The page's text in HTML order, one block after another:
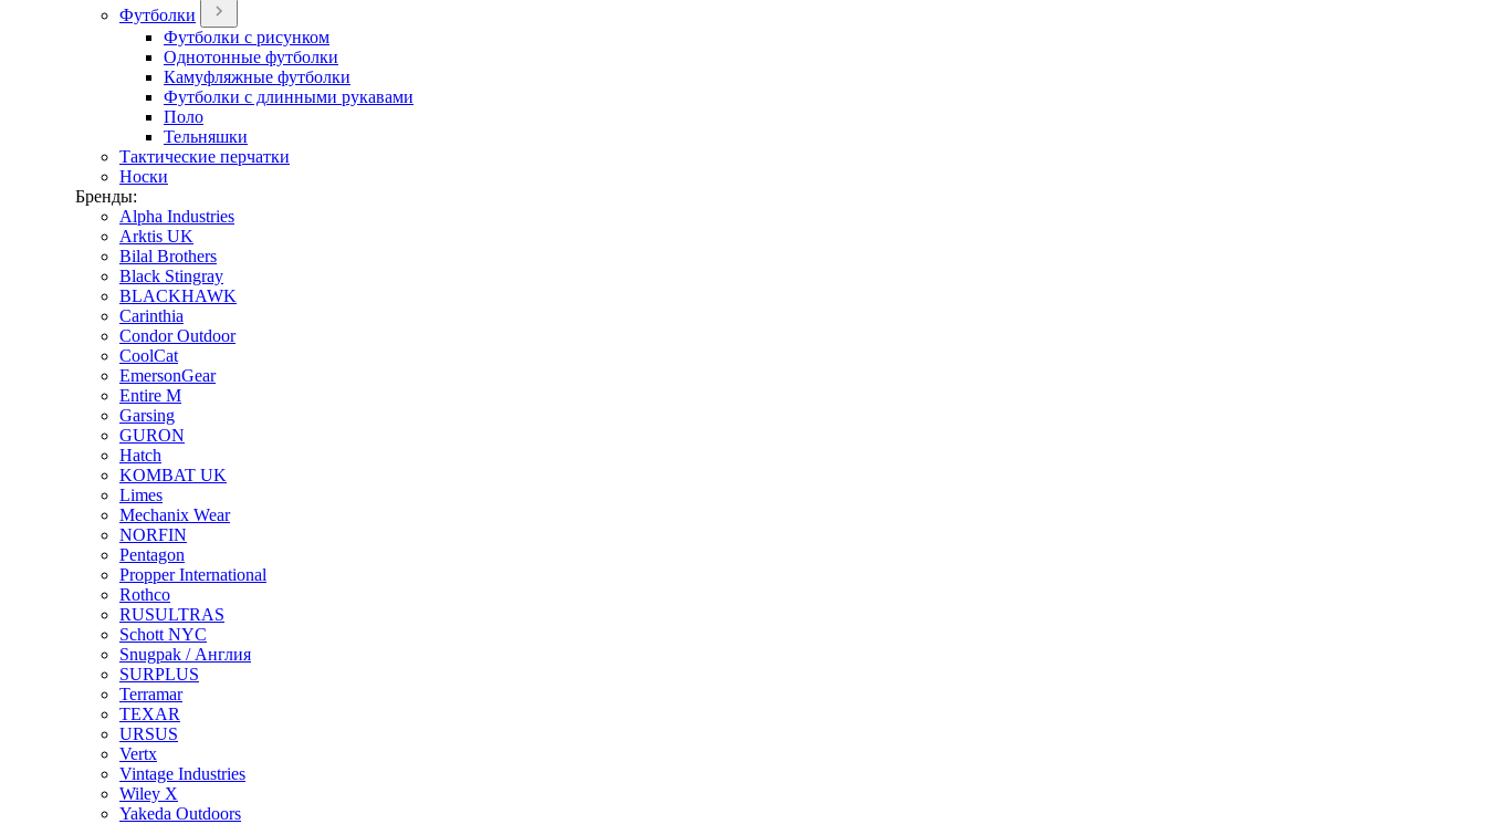
Футболки
Футболки с рисунком
Однотонные футболки
Камуфляжные футболки
Футболки с длинными рукавами
Поло
Тельняшки
Тактические перчатки
Носки
Бренды:
Alpha Industries
Arktis UK
Bilal Brothers
Black Stingray
BLACKHAWK
Carinthia
Condor Outdoor
CoolCat
EmersonGear
Entire M
Garsing
GURON
Hatch
KOMBAT UK
Limes
Mechanix Wear
NORFIN
Pentagon
Propper International
Rothco
RUSULTRAS
Schott NYC
Snugpak / Англия
SURPLUS
Terramar
TEXAR
URSUS
Vertx
Vintage Industries
Wiley X
Yakeda Outdoors